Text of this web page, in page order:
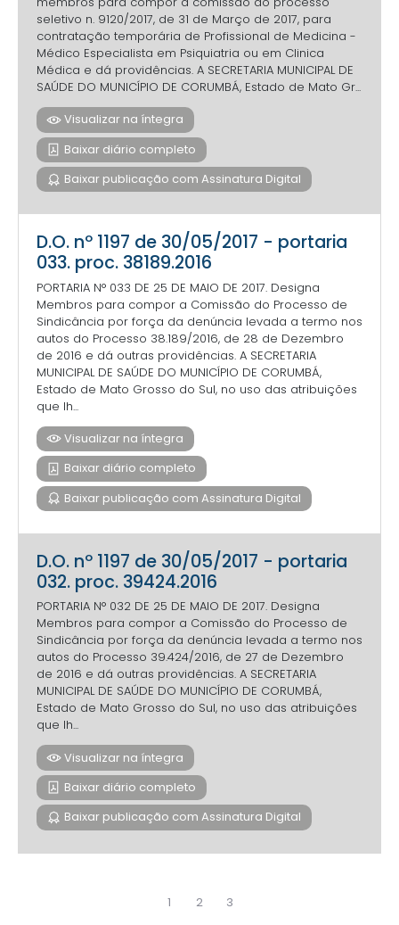
seletivo n. 9120/2017, de 31 de Março de 2017, para
contratação temporária de Profissional de Medicina -
Médico Especialista em Psiquiatria ou em Clinica
Médica e dá providências. A SECRETARIA MUNICIPAL DE
SAÚDE DO MUNICÍPIO DE CORUMBÁ, Estado de Mato Gr...
Visualizar na íntegra
Baixar diário completo
Baixar publicação com Assinatura Digital
D.O. nº 1197 de 30/05/2017 - portaria
033. proc. 38189.2016
PORTARIA N° 033 DE 25 DE MAIO DE 2017. Designa
Membros para compor a Comissão do Processo de
Sindicância por força da denúncia levada a termo nos
autos do Processo 38.189/2016, de 28 de Dezembro
de 2016 e dá outras providências. A SECRETARIA
MUNICIPAL DE SAÚDE DO MUNICÍPIO DE CORUMBÁ,
Estado de Mato Grosso do Sul, no uso das atribuições
que lh...
Visualizar na íntegra
Baixar diário completo
Baixar publicação com Assinatura Digital
D.O. nº 1197 de 30/05/2017 - portaria
032. proc. 39424.2016
PORTARIA N° 032 DE 25 DE MAIO DE 2017. Designa
Membros para compor a Comissão do Processo de
Sindicância por força da denúncia levada a termo nos
autos do Processo 39.424/2016, de 27 de Dezembro
de 2016 e dá outras providências. A SECRETARIA
MUNICIPAL DE SAÚDE DO MUNICÍPIO DE CORUMBÁ,
Estado de Mato Grosso do Sul, no uso das atribuições
que lh...
Visualizar na íntegra
Baixar diário completo
Baixar publicação com Assinatura Digital
1 2 3